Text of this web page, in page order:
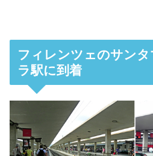
フィレンツェのサン
ラ駅に到着